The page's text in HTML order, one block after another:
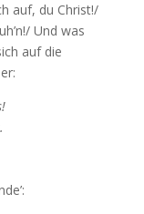
auf, du Christ!/
Und was
auf die